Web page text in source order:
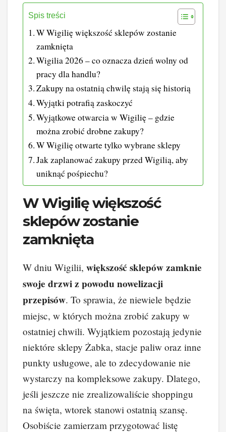
Spis treści
W Wigilię większość sklepów zostanie
zamknięta
Wigilia 2026 – co oznacza dzień wolny od
pracy dla handlu?
Zakupy na ostatnią chwilę stają się historią
Wyjątki potrafią zaskoczyć
Wyjątkowe otwarcia w Wigilię – gdzie
można zrobić drobne zakupy?
W Wigilię otwarte tylko wybrane sklepy
Jak zaplanować zakupy przed Wigilią, aby
uniknąć pośpiechu?
W Wigilię większość
sklepów zostanie
zamknięta
W dniu Wigilii, większość sklepów zamknie
swoje drzwi z powodu nowelizacji
przepisów. To sprawia, że niewiele będzie
miejsc, w których można zrobić zakupy w
ostatniej chwili. Wyjątkiem pozostają jedynie
niektóre sklepy Żabka, stacje paliw oraz inne
punkty usługowe, ale to zdecydowanie nie
wystarczy na kompleksowe zakupy. Dlatego,
jeśli jeszcze nie zrealizowaliście shoppingu
na święta, wtorek stanowi ostatnią szansę.
Osobiście zamierzam przygotować listę